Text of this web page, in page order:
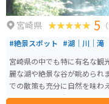
宮崎県 5
#絶景スポット #湖｜川｜滝
宮崎県の中でも特に有名な観
麗な湖や絶景な谷が眺められ
での散策も充分に自然を味わ
高千穂に寄った際には是非と